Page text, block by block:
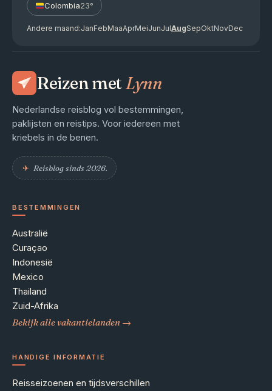
Colombia23°
Andere maand:JanFebMaaAprMeiJunJulAugSepOktNovDec
Reizen met Lynn
Nederlandse reisblog vol bestemmingen,
paklijsten en reistips. Voor iedereen met
kriebels in de benen.
✈︎ Reisblog sinds 2026.
BESTEMMINGEN
Australië
Curaçao
Indonesië
Mexico
Thailand
Zuid-Afrika
Bekijk alle vakantielanden →
HANDIGE INFORMATIE
Reisseizoenen en tijdsverschillen